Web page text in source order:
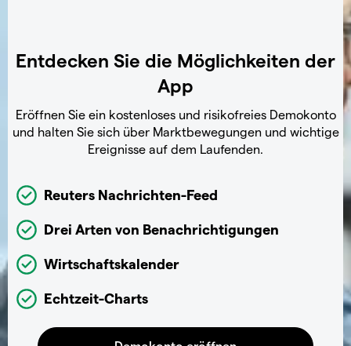
Entdecken Sie die Möglichkeiten der
App
Eröffnen Sie ein kostenloses und risikofreies Demokonto
und halten Sie sich über Marktbewegungen und wichtige
Ereignisse auf dem Laufenden.
Reuters Nachrichten-Feed
Drei Arten von Benachrichtigungen
Wirtschaftskalender
Echtzeit-Charts